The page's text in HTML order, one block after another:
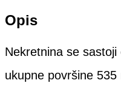
Opis
Nekretnina se
ukupne površine 535